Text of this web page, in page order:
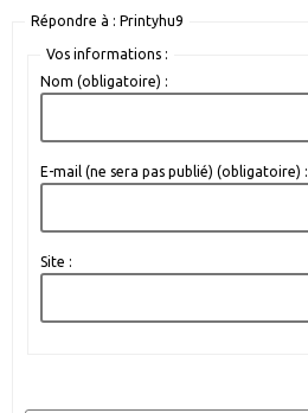
Répondre à : Printyhu9
Vos informations :
Nom (obligatoire) :
E-mail (ne sera pas publié) (obligatoire) :
Site :